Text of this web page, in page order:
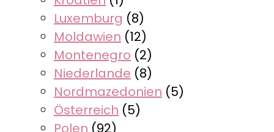
Luxemburg (8)
Moldawien (12)
Montenegro (2)
Niederlande (8)
Nordmazedonien (5)
Österreich (5)
Polen (92)